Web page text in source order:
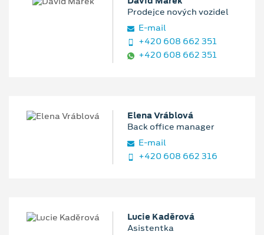
Prodejce nových vozidel
E‑mail
+420 608 662 351
+420 608 662 351
Elena Vráblová
Back office manager
E‑mail
+420 608 662 316
Lucie Kaděrová
Asistentka